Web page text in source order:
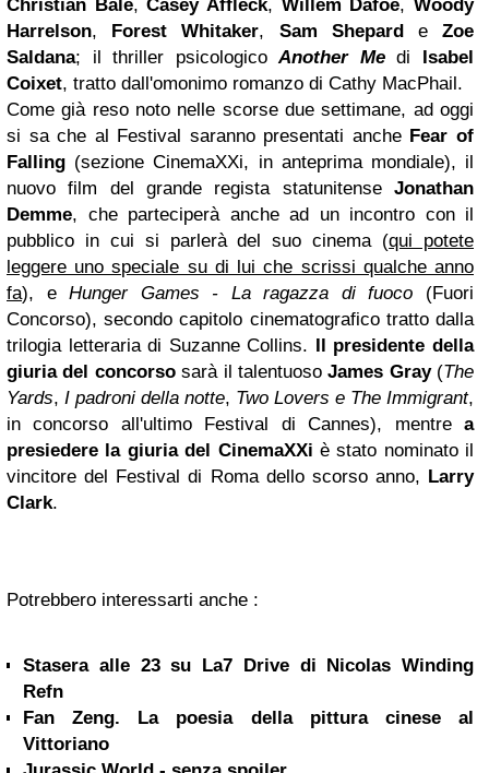
Christian Bale,Casey Affleck, Willem Dafoe,Woody
Harrelson, Forest Whitaker, Sam ShepardeZoe
Saldana; il thriller psicologicoAnother Medi Isabel
Coixet, tratto dall'omonimo romanzo di Cathy MacPhail.
Come già reso noto nelle scorse due settimane, ad oggi
si sa che al Festival saranno presentati anche Fear of
Falling (sezione CinemaXXi, in anteprima mondiale), il
nuovo film del grande regista statunitense Jonathan
Demme, che parteciperà anche ad un incontro con il
pubblico in cui si parlerà del suo cinema (qui potete
leggere uno speciale su di lui che scrissi qualche anno
fa), eHunger Games - La ragazza di fuoco (Fuori
Concorso), secondo capitolo cinematografico tratto dalla
trilogia letteraria di Suzanne Collins. Il presidente della
giuria del concorsosarà il talentuosoJames Gray(The
Yards, I padroni della notte, Two Lovers e The Immigrant,
in concorso all'ultimo Festival di Cannes), mentre a
presiedere la giuria del CinemaXXi è stato nominato il
vincitore del Festival di Roma dello scorso anno, Larry
Clark.
Potrebbero interessarti anche :
Stasera alle 23 su La7 Drive di Nicolas Winding
Refn
Fan Zeng. La poesia della pittura cinese al
Vittoriano